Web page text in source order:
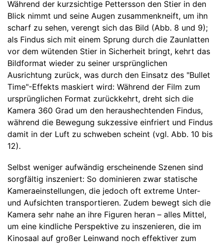
Während der kurzsichtige Pettersson den Stier in den
Blick nimmt und seine Augen zusammenkneift, um ihn
scharf zu sehen, verengt sich das Bild (Abb. 8 und 9);
als Findus sich mit einem Sprung durch die Zaunlatten
vor dem wütenden Stier in Sicherheit bringt, kehrt das
Bildformat wieder zu seiner ursprünglichen
Ausrichtung zurück, was durch den Einsatz des "Bullet
Time"-Effekts maskiert wird: Während der Film zum
ursprünglichen Format zurückkehrt, dreht sich die
Kamera 360 Grad um den heraushechtenden Findus,
während die Bewegung sukzessive einfriert und Findus
damit in der Luft zu schweben scheint (vgl. Abb. 10 bis
12).
Selbst weniger aufwändig erscheinende Szenen sind
sorgfältig inszeniert: So dominieren zwar statische
Kameraeinstellungen, die jedoch oft extreme Unter-
und Aufsichten transportieren. Zudem bewegt sich die
Kamera sehr nahe an ihre Figuren heran – alles Mittel,
um eine kindliche Perspektive zu inszenieren, die im
Kinosaal auf großer Leinwand noch effektiver zum